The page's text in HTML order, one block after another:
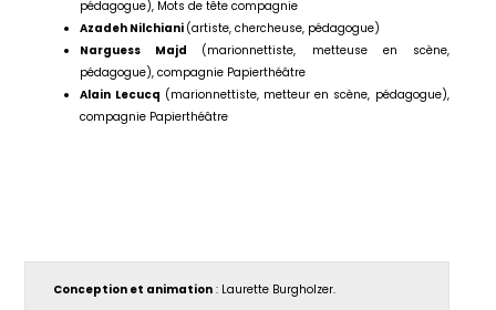
pédagogue), Mots de tête compagnie
Azadeh Nilchiani (artiste, chercheuse, pédagogue)
Narguess Majd (marionnettiste, metteuse en scène,
pédagogue), compagnie Papierthéâtre
Alain Lecucq (marionnettiste, metteur en scène, pédagogue),
compagnie Papierthéâtre
Conception et animation : Laurette Burgholzer.